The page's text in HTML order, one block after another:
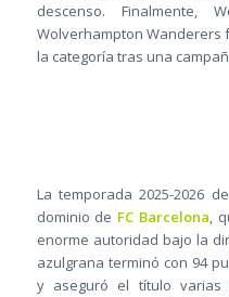
descenso. Finalmente,
Wolverhampton
la categoría tras una
La temporada 2025-2026
dominio de FC Barcelona,
enorme autoridad bajo la
azulgrana terminó con 94
y aseguró el título